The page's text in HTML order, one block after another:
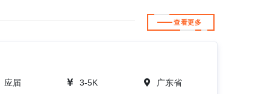
查看更多
应届 3-5K 广东省